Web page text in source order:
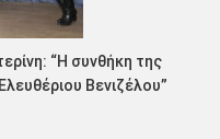
“Η συνθήκη της
Βενιζέλου”